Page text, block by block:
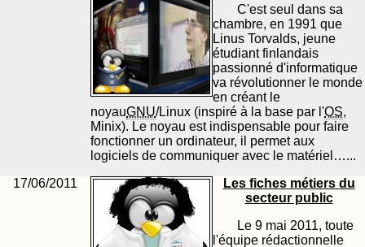
C'est seul dans sa
chambre, en 1991 que
Linus Torvalds, jeune
étudiant finlandais
passionné d'informatique
va révolutionner le monde
en créant le
noyauGNU/Linux (inspiré à la base par l'OS,
Minix). Le noyau est indispensable pour faire
fonctionner un ordinateur, il permet aux
logiciels de communiquer avec le matériel…...
17/06/2011
Les fiches métiers du
secteur public
Le 9 mai 2011, toute
l'équipe rédactionnelle